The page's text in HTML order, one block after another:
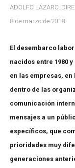
ADOLFO LÁZARO,
8 de marzo de 2018
El desembarco
nacidos entre 1980
en las empresas,
dentro de las
comunicación
mensajes a un
específicos, que
prioridades muy
generaciones